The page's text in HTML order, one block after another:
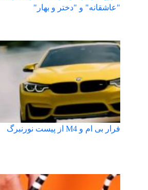
"عاشقانه" و "دختر و بهار"
فرار بی ام و M4 از پیست نورنبرگ